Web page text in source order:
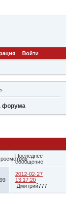
Войти
.
форума
Последнее
сообщение
2012-02-27
13:17:20
Дмитрий777